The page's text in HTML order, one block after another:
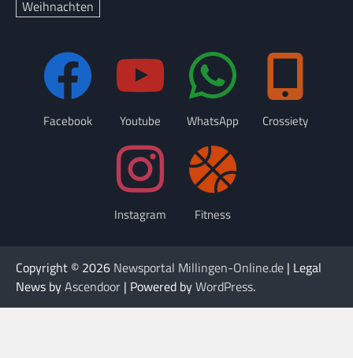
Weihnachten
Facebook Youtube WhatsApp Crossiety
Instagram Fitness
Copyright © 2026 Newsportal Millingen-Online.de | Legal
News byAscendoor | Powered byWordPress.